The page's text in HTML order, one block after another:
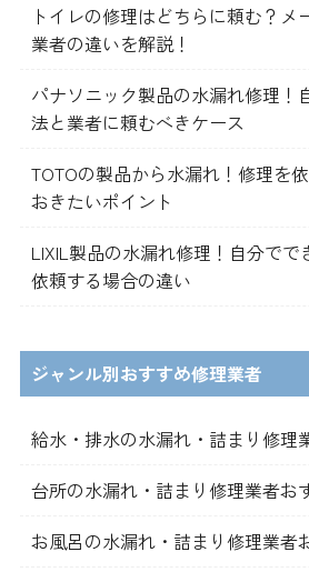
トイレの修理はどちらに頼む？メ
業者の違いを解説！
パナソニック製品の水漏れ修理！
法と業者に頼むべきケース
TOTOの製品から水漏れ！修理を
おきたいポイント
LIXIL製品の水漏れ修理！自分でで
依頼する場合の違い
ジャンル別おすすめ修理業者
給水・排水の水漏れ・詰まり修理
台所の水漏れ・詰まり修理業者お
お風呂の水漏れ・詰まり修理業者